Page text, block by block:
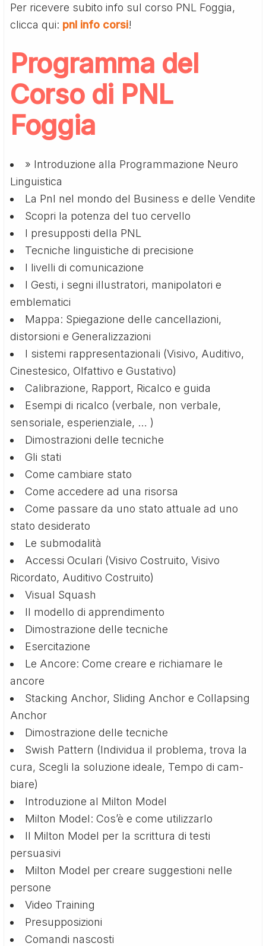
Per ricevere subito info sul corso PNL Foggia,
clicca qui: pnl info corsi!
Programma del
Corso di PNL
Foggia
» Introduzione alla Programmazione Neuro
Linguistica
La Pnl nel mondo del Business e delle Vendite
Scopri la potenza del tuo cervello
I presupposti della PNL
Tecniche linguistiche di precisione
I livelli di comunicazione
I Gesti, i segni illustratori, manipolatori e
emblematici
Mappa: Spiegazione delle cancellazioni,
distorsioni e Generalizzazioni
I sistemi rappresentazionali (Visivo, Auditivo,
Cinestesico, Olfattivo e Gustativo)
Calibrazione, Rapport, Ricalco e guida
Esempi di ricalco (verbale, non verbale,
sensoriale, esperienziale, … )
Dimostrazioni delle tecniche
Gli stati
Come cambiare stato
Come accedere ad una risorsa
Come passare da uno stato attuale ad uno
stato desiderato
Le submodalità
Accessi Oculari (Visivo Costruito, Visivo
Ricordato, Auditivo Costruito)
Visual Squash
Il modello di apprendimento
Dimostrazione delle tecniche
Esercitazione
Le Ancore: Come creare e richiamare le
ancore
Stacking Anchor, Sliding Anchor e Collapsing
Anchor
Dimostrazione delle tecniche
Swish Pattern (Individua il problema, trova la
cura, Scegli la soluzione ideale, Tempo di cam­
biare)
Introduzione al Milton Model
Milton Model: Cos’è e come utilizzarlo
Il Milton Model per la scrittura di testi
persuasivi
Milton Model per creare suggestioni nelle
persone
Video Training
Presupposizioni
Comandi nascosti